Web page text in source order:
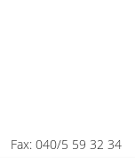
Fax: 040/5 59 32 34